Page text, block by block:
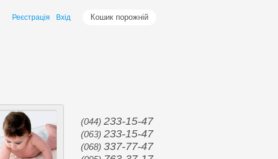
Кошик порожній
Реєстрація Вхід
(044) 233-15-47
(063) 233-15-47
(068) 337-77-47